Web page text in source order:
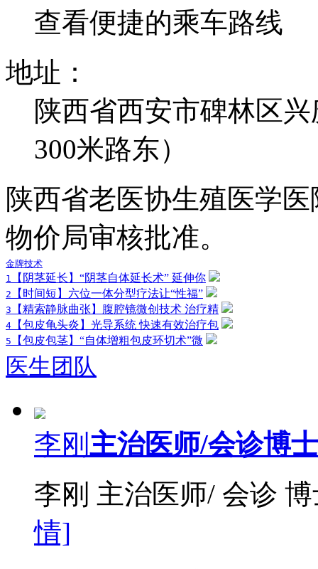
查看便捷的乘车路线
地址：
陕西省西安市碑林区
300米路东）
陕西省老医协生殖医学
物价局审核批准。
金牌技术
1
【阴茎延长】“阴茎自体延长术” 延伸你
2 【时间短】六位一体分型疗法让“性福”
3 【精索静脉曲张】腹腔镜微创技术 治疗精
4 【包皮龟头炎】光导系统 快速有效治疗包
5 【包皮包茎】“自体增粗包皮环切术”微
医生团队
李刚 主治医师/会诊博士
李刚 主治医师/ 会诊
情]